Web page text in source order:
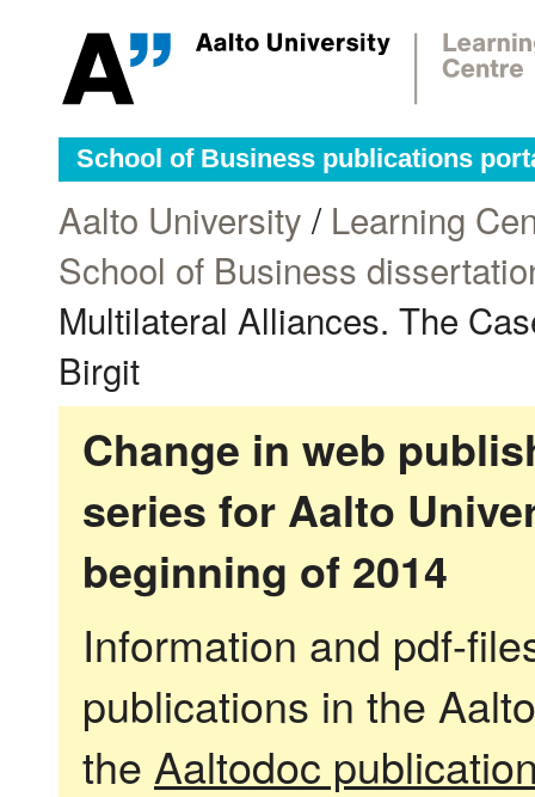
School of Business publications
Aalto University / Learning
School of Business
Multilateral Alliances. The
Birgit
Change in web
series for Aalto
beginning of 2014
Information and pdf-
publications in the
the Aaltodoc